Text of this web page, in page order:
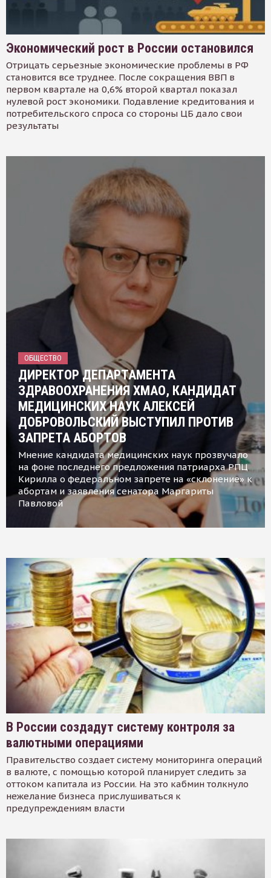
Экономический рост в России остановился
Отрицать серьезные экономические проблемы в РФ
становится все труднее. После сокращения ВВП в
первом квартале на 0,6% второй квартал показал
нулевой рост экономики. Подавление кредитования и
потребительского спроса со стороны ЦБ дало свои
результаты
ОБЩЕСТВО
ДИРЕКТОР ДЕПАРТАМЕНТА
ЗДРАВООХРАНЕНИЯ ХМАО, КАНДИДАТ
МЕДИЦИНСКИХ НАУК АЛЕКСЕЙ
ДОБРОВОЛЬСКИЙ ВЫСТУПИЛ ПРОТИВ
ЗАПРЕТА АБОРТОВ
Мнение кандидата медицинских наук прозвучало
на фоне последнего предложения патриарха РПЦ
Кирилла о федеральном запрете на «склонение» к
абортам и заявления сенатора Маргариты
Павловой
В России создадут систему контроля за
валютными операциями
Правительство создает систему мониторинга операций
в валюте, с помощью которой планирует следить за
оттоком капитала из России. На это кабмин толкнуло
нежелание бизнеса прислушиваться к
предупреждениям власти